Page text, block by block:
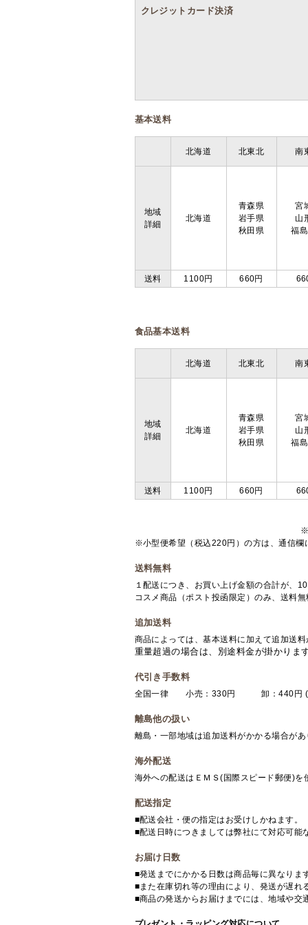
クレジットカード決済
基本送料
北海道 北東北 南
地域
詳細
北海道
青森県
岩手県
秋田県
宮
山
福
送料 1100円 660円
食品基本送料
北海道 北東北 南
地域
詳細
北海道
青森県
岩手県
秋田県
宮
山
福
送料 1100円 660円
※
※小型便希望（税込220円）の方は、通信欄
送料無料
１配送につき、お買い上げ金額の合計が、
コスメ商品（ポスト投函限定）のみ、送料
追加送料
商品によっては、基本送料に加えて追加送
重量超過の場合は、別途料金が掛かりま
代引き手数料
全国一律 小売：330円 卸：440円 (
離島他の扱い
離島・一部地域は追加送料がかかる場合が
海外配送
海外への配送はＥＭＳ(国際スピード郵便)
配送指定
■配送会社・便の指定はお受けしかねます。
■配送日時につきましては弊社にて対応可能
お届け日数
■発送までにかかる日数は商品毎に異なりま
■また在庫切れ等の理由により、発送が遅れ
■商品の発送からお届けまでには、地域や交